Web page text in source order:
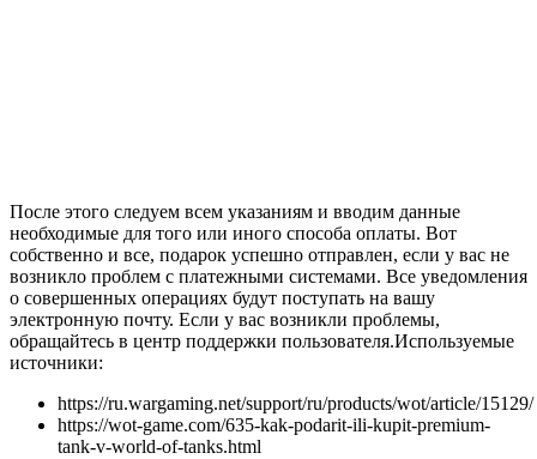
После этого следуем всем указаниям и вводим данные
необходимые для того или иного способа оплаты. Вот
собственно и все, подарок успешно отправлен, если у вас не
возникло проблем с платежными системами. Все уведомления
о совершенных операциях будут поступать на вашу
электронную почту. Если у вас возникли проблемы,
обращайтесь в центр поддержки пользователя.Используемые
источники:
https://ru.wargaming.net/support/ru/products/wot/article/15129/
https://wot-game.com/635-kak-podarit-ili-kupit-premium-
tank-v-world-of-tanks.html